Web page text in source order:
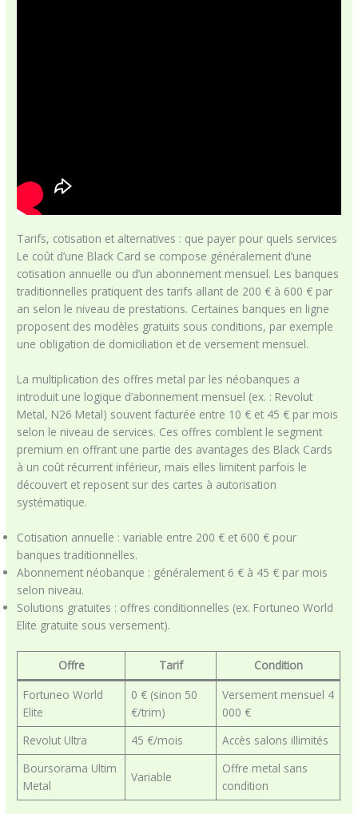
Tarifs, cotisation et alternatives : que payer pour quels services
Le coût d’une Black Card se compose généralement d’une
cotisation annuelle ou d’un abonnement mensuel. Les banques
traditionnelles pratiquent des tarifs allant de 200 € à 600 € par
an selon le niveau de prestations. Certaines banques en ligne
proposent des modèles gratuits sous conditions, par exemple
une obligation de domiciliation et de versement mensuel.
La multiplication des offres metal par les néobanques a
introduit une logique d’abonnement mensuel (ex. : Revolut
Metal, N26 Metal) souvent facturée entre 10 € et 45 € par mois
selon le niveau de services. Ces offres comblent le segment
premium en offrant une partie des avantages des Black Cards
à un coût récurrent inférieur, mais elles limitent parfois le
découvert et reposent sur des cartes à autorisation
systématique.
Cotisation annuelle : variable entre 200 € et 600 € pour
banques traditionnelles.
Abonnement néobanque : généralement 6 € à 45 € par mois
selon niveau.
Solutions gratuites : offres conditionnelles (ex. Fortuneo World
Elite gratuite sous versement).
Offre Tarif
Condition
Fortuneo World
Elite
0 € (sinon 50
€/trim)
Versement mensuel 4
000 €
Revolut Ultra
45 €/mois
Accès salons illimités
Boursorama Ultim
Metal
Variable
Offre metal sans
condition